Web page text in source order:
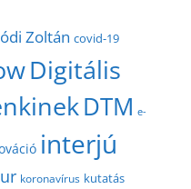
Zoltán covid-19
Digitális
DTM e-
interjú
koronavírus kutatás